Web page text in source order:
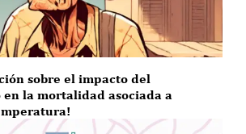
sobre el impacto del
la mortalidad asociada a